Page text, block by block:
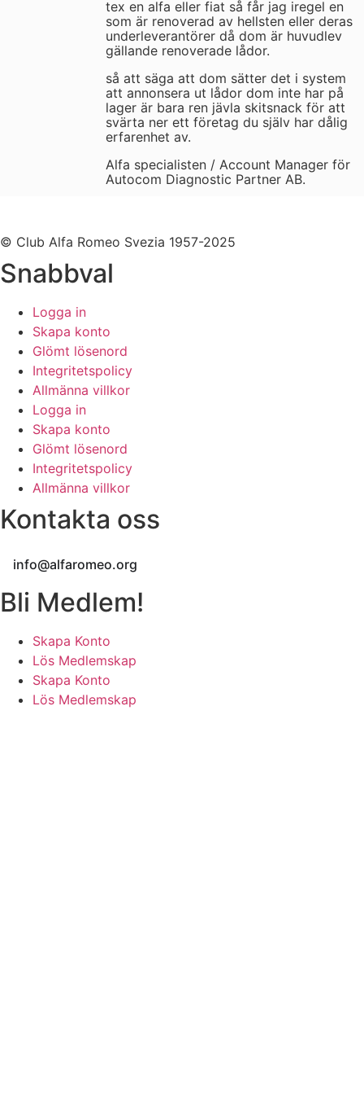
tex en alfa eller fiat så får jag iregel en
som är renoverad av hellsten eller deras
underleverantörer då dom är huvudlev
gällande renoverade lådor.
så att säga att dom sätter det i system
att annonsera ut lådor dom inte har på
lager är bara ren jävla skitsnack för att
svärta ner ett företag du själv har dålig
erfarenhet av.
Alfa specialisten / Account Manager för
Autocom Diagnostic Partner AB.
© Club Alfa Romeo Svezia 1957-2025
Snabbval
Logga in
Skapa konto
Glömt lösenord
Integritetspolicy
Allmänna villkor
Logga in
Skapa konto
Glömt lösenord
Integritetspolicy
Allmänna villkor
Kontakta oss
info@alfaromeo.org
Bli Medlem!
Skapa Konto
Lös Medlemskap
Skapa Konto
Lös Medlemskap